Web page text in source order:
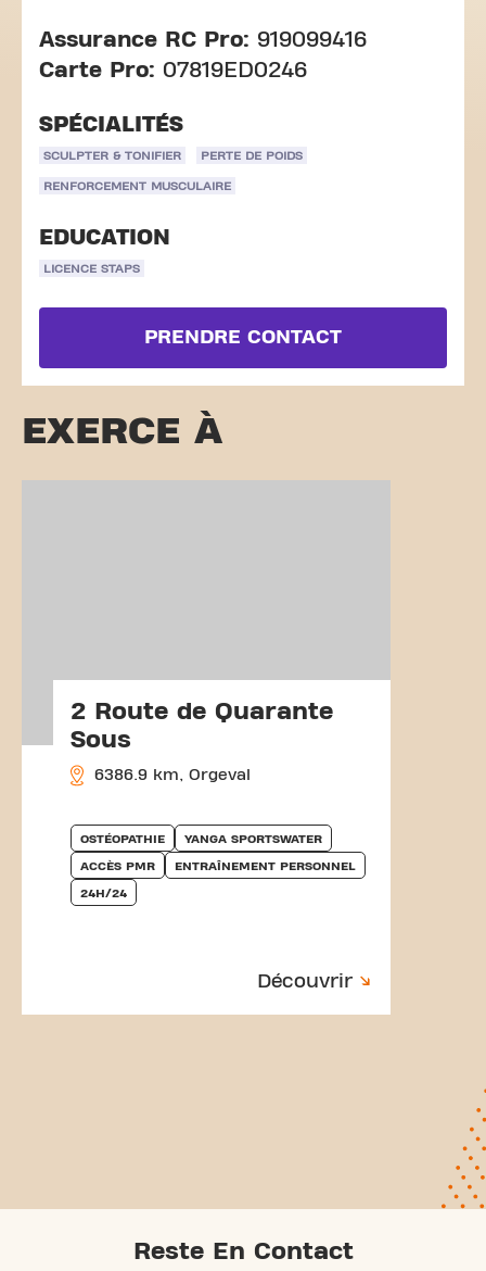
Assurance RC Pro: 919099416
Carte Pro: 07819ED0246
SPÉCIALITÉS
SCULPTER & TONIFIER PERTE DE POIDS
RENFORCEMENT MUSCULAIRE
EDUCATION
LICENCE STAPS
PRENDRE CONTACT
EXERCE À
2 Route de Quarante
Sous
6386.9 km, Orgeval
OSTÉOPATHIE YANGA SPORTSWATER
ACCÈS PMR ENTRAÎNEMENT PERSONNEL
24H/24
Découvrir
Reste En Contact